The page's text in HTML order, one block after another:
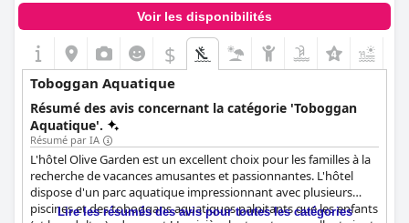
Voir les disponibilités
$
Toboggan Aquatique
Résumé des avis concernant la catégorie 'Toboggan
Aquatique'.
Résumé par IA
L'hôtel Olive Garden est un excellent choix pour les familles à la
recherche de vacances amusantes et passionnantes. L'hôtel
dispose d'un parc aquatique impressionnant avec plusieurs
piscines et des toboggans aquatiques palpitants que les enfants
Lire les résumés des avis pour toutes les catégories